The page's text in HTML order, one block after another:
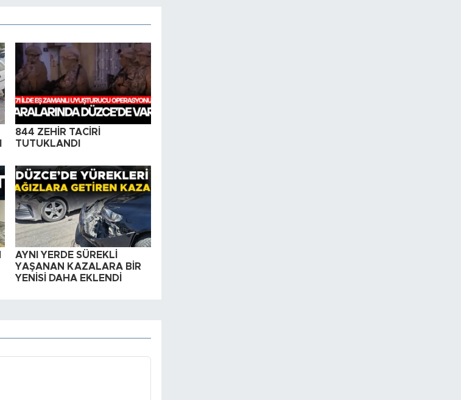
844 ZEHİR TACİRİ
TUTUKLANDI
AYNI YERDE SÜREKLİ
YAŞANAN KAZALARA BİR
YENİSİ DAHA EKLENDİ